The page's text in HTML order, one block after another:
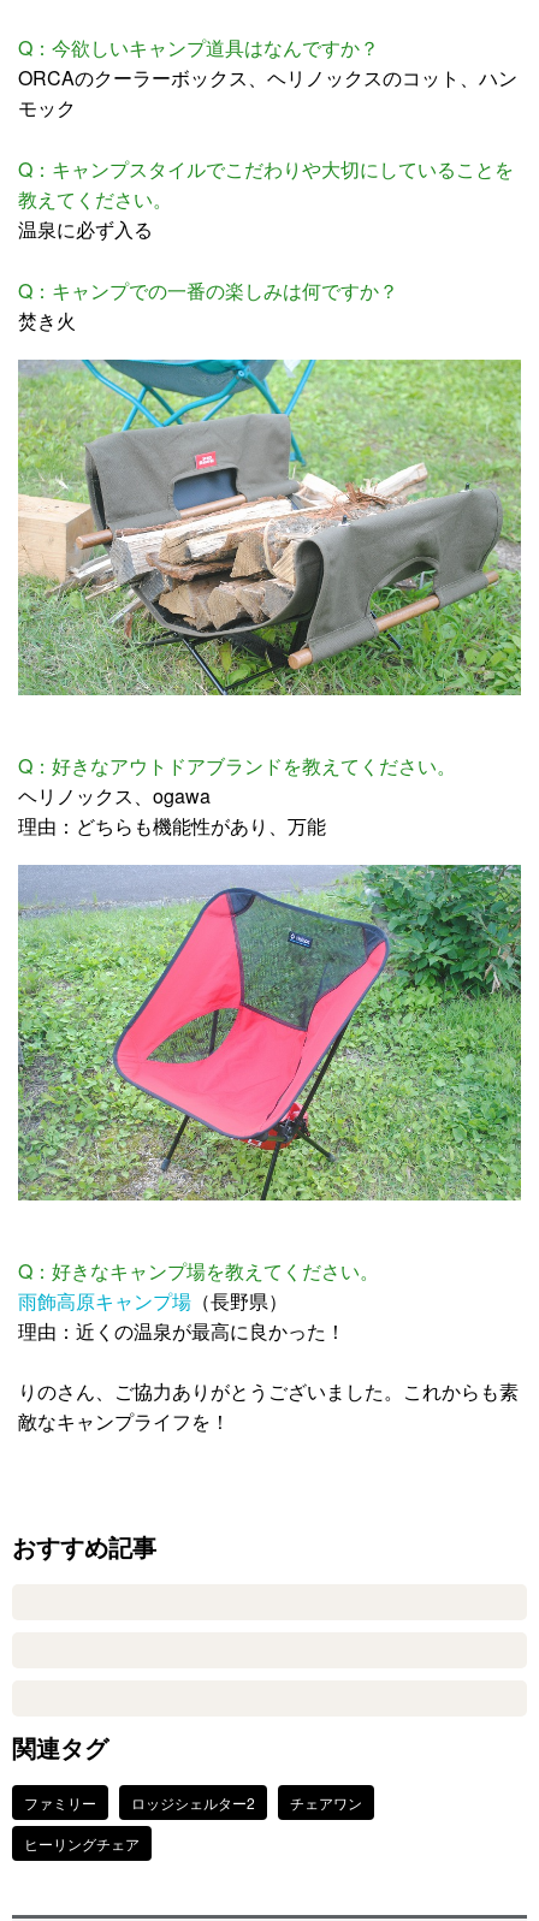
Q：今欲しいキャンプ道具はなんですか？
ORCAのクーラーボックス、ヘリノックスのコット、ハン
モック
Q：キャンプスタイルでこだわりや大切にしていることを
教えてください。
温泉に必ず入る
Q：キャンプでの一番の楽しみは何ですか？
焚き火
Q：好きなアウトドアブランドを教えてください。
ヘリノックス、ogawa
理由：どちらも機能性があり、万能
Q：好きなキャンプ場を教えてください。
雨飾高原キャンプ場 （長野県）
理由：近くの温泉が最高に良かった！
りのさん、ご協力ありがとうございました。これからも素
敵なキャンプライフを！
おすすめ記事
関連タグ
ファミリー ロッジシェルター2
チェアワン
ヒーリングチェア